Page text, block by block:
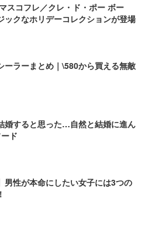
スコフレ／クレ・ド・ポー ボー
ックなホリデーコレクションが登場
ーラーまとめ｜\580から買える無敵
婚すると思った…自然と結婚に進ん
ド
男性が本命にしたい女子には3つの